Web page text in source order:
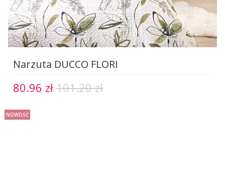
Narzuta DUCCO FLORI
80.96 zł101.20 zł
NOWOŚĆ